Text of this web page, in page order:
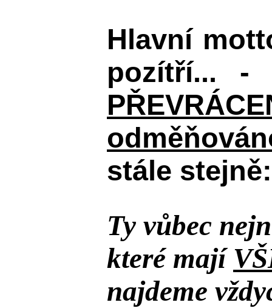
Hlavní
pozítří...
stále stejně:
Ty vůbec
které mají
najdeme